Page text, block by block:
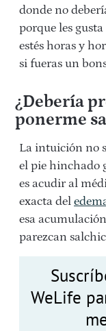
donde no
porque les
estés horas y
si fueras un
¿Debería
ponerme
La intuición no
el pie hinchado
es acudir al
exacta del
esa
parezcan
WeLife